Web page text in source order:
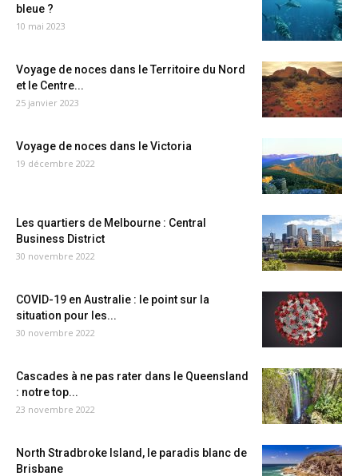
bleue ?
10 mai 2023
Voyage de noces dans le Territoire du Nord
et le Centre...
25 janvier 2023
Voyage de noces dans le Victoria
19 décembre 2022
Les quartiers de Melbourne : Central
Business District
30 novembre 2022
COVID-19 en Australie : le point sur la
situation pour les...
30 novembre 2022
Cascades à ne pas rater dans le Queensland
: notre top...
23 novembre 2022
North Stradbroke Island, le paradis blanc de
Brisbane